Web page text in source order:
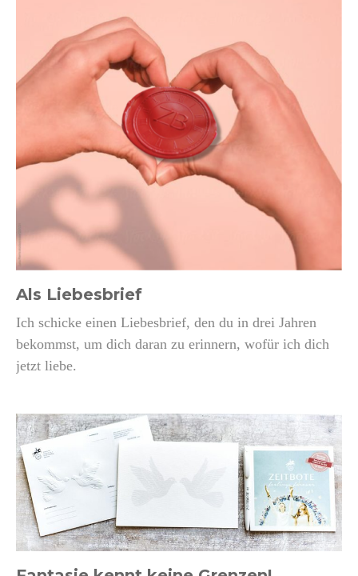
Als Liebesbrief
Ich schicke einen Liebesbrief, den du in drei Jahren
bekommst, um dich daran zu erinnern, wofür ich dich
jetzt liebe.